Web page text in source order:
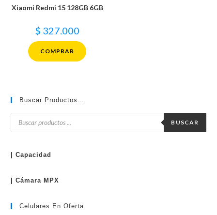
Xiaomi Redmi 15 128GB 6GB
$ 327.000
COMPRAR
Buscar Productos…
Búsqueda
productos
BUSCAR
| Capacidad
| Cámara MPX
Celulares En Oferta